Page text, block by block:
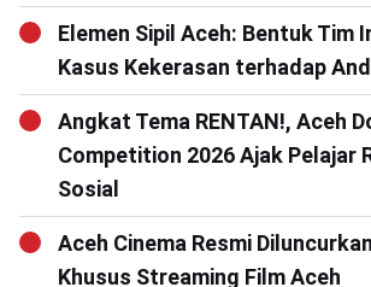
Elemen Sipil Aceh: Bentuk Tim
Kasus Kekerasan terhadap
Angkat Tema RENTAN!, Aceh
Competition 2026 Ajak Pelajar
Sosial
Aceh Cinema Resmi
Khusus Streaming Film Aceh